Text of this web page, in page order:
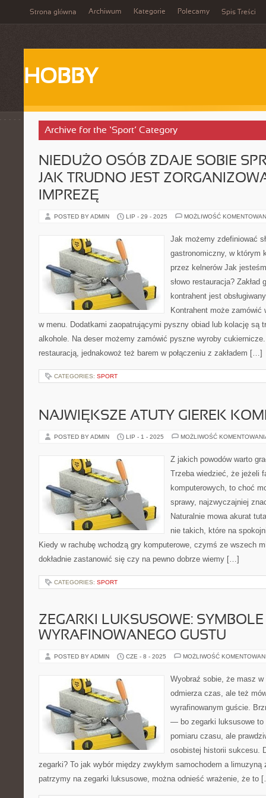
Strona główna Archiwum Kategorie Polecamy Spis Treści
HOBBY
Archive for the ‘Sport’ Category
NIEDUŻO OSÓB ZDAJE SOBIE
JAK TRUDNO JEST
IMPREZĘ
POSTED BY ADMIN LIP - 29 - 2025 MOŻLIWOŚĆ
Jak możemy zdefiniować
gastronomiczny, w którym
przez kelnerów Jak
słowo restauracja?
kontrahent jest
Kontrahent może
w menu. Dodatkami zaopatrującymi pyszny obiad lub kolację są
alkohole. Na deser możemy zamówić pyszne wyroby
restauracją, jednakowoż też barem w połączeniu z zakładem […]
CATEGORIES: SPORT
NAJWIĘKSZE ATUTY GIEREK
POSTED BY ADMIN LIP - 1 - 2025 MOŻLIWOŚĆ
Z jakich powodów warto
Trzeba wiedzieć, że jeżeli
komputerowych, to choć
sprawy, najzwyczajniej
Naturalnie mowa akurat
nie takich, które na
Kiedy w rachubę wchodzą gry komputerowe, czymś ze wszech
dokładnie zastanowić się czy na pewno dobrze wiemy […]
CATEGORIES: SPORT
ZEGARKI LUKSUSOWE:
WYRAFINOWANEGO GUSTU
POSTED BY ADMIN CZE - 8 - 2025 MOŻLIWOŚĆ
Wyobraź sobie, że masz
odmierza czas, ale też
wyrafinowanym guście.
— bo zegarki luksusowe to
pomiaru czasu, ale
osobistej historii sukcesu.
zegarki? To jak wybór między zwykłym samochodem a limuzyną
patrzymy na zegarki luksusowe, można odnieść wrażenie, że to